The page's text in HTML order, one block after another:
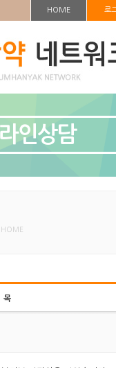
HOME 로
인상담
HOME
목